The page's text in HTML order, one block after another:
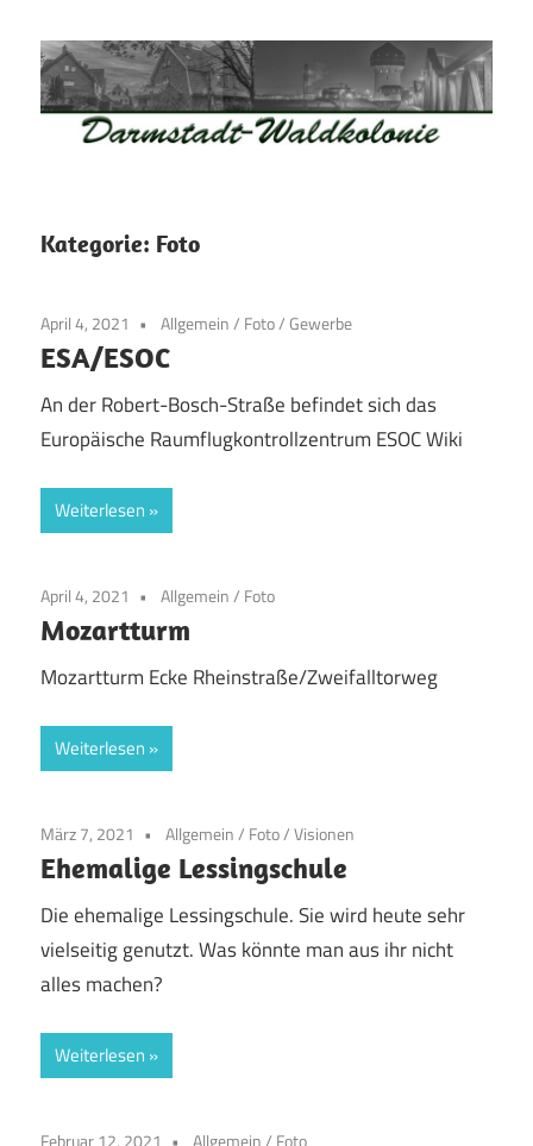
Inhalt
springen
Darmstadt
Altstadt
Weststadt
–
Darmstadt
Kategorie: Foto
April 4, 2021 Allgemein/ Foto/Gewerbe
ESA/ESOC
An der Robert-Bosch-Straße befindet sich das
Europäische Raumflugkontrollzentrum ESOC Wiki
Weiterlesen
April 4, 2021 Allgemein/ Foto
Mozartturm
Mozartturm Ecke Rheinstraße/Zweifalltorweg
Weiterlesen
März 7, 2021 Allgemein/ Foto/Visionen
Ehemalige Lessingschule
Die ehemalige Lessingschule. Sie wird heute sehr
vielseitig genutzt. Was könnte man aus ihr nicht
alles machen?
Weiterlesen
Februar 12, 2021 Allgemein/ Foto